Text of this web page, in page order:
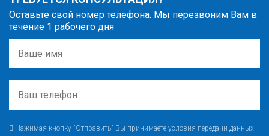
Оставьте свой номер телефона. Мы перезвоним Вам в
течение 1 рабочего дня
Нажимая кнопку "Отправить" Вы принимаете условия передачи данных.